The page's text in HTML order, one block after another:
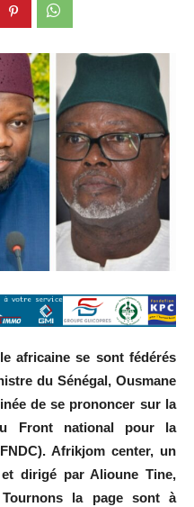
africaine se sont fédérés
du Sénégal, Ousmane
de se prononcer sur la
Front national pour la
Afrikjom center, un
dirigé par Alioune Tine,
la page sont à